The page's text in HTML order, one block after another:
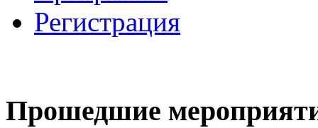
Регистрация
Прошедшие